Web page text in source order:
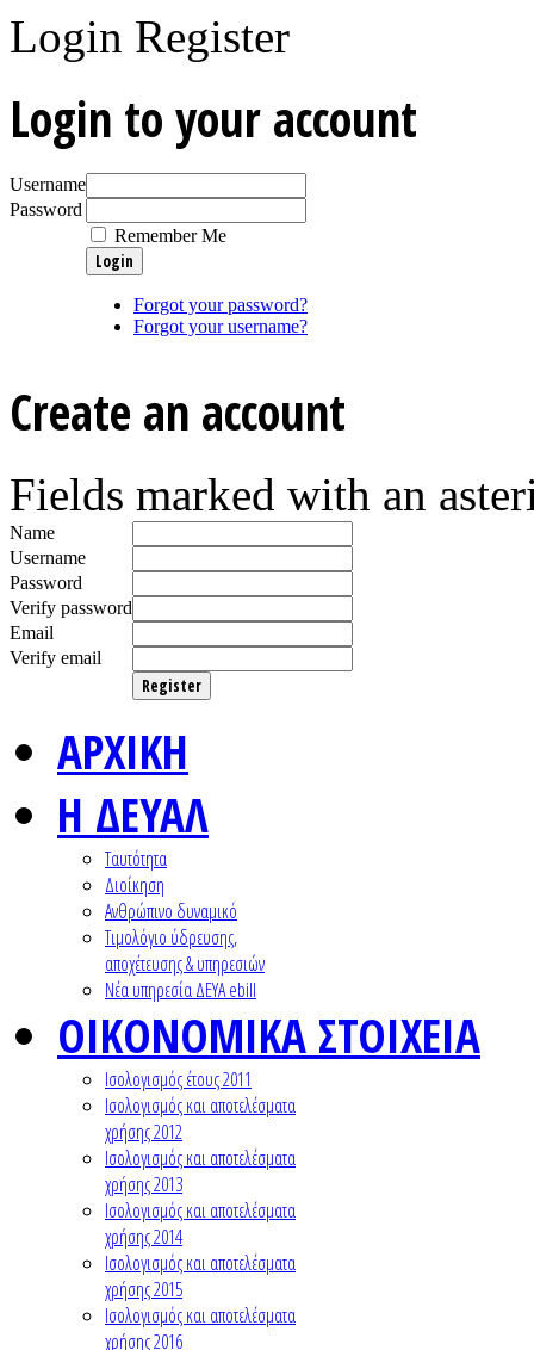
Login Register
Login to your account
Username
Password
Remember Me
Forgot your password?
Forgot your username?
Create an account
Fields marked with an
Name
Username
Password
Verify password
Email
Verify email
Register
ΑΡΧΙΚΗ
Η ΔΕΥΑΛ
Ταυτότητα
Διοίκηση
Ανθρώπινο δυναμικό
Τιμολόγιο ύδρευσης,
αποχέτευσης & υπηρεσιών
Nέα υπηρεσία ΔΕΥΑ ebill
ΟΙΚΟΝΟΜΙΚΑ ΣΤΟΙΧΕΙΑ
Ισολογισμός έτους 2011
Ισολογισμός και αποτελέσματα
χρήσης 2012
Ισολογισμός και αποτελέσματα
χρήσης 2013
Ισολογισμός και αποτελέσματα
χρήσης 2014
Ισολογισμός και αποτελέσματα
χρήσης 2015
Ισολογισμός και αποτελέσματα
χρήσης 2016